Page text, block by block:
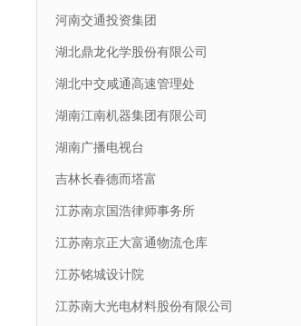
河南交通投资集团
湖北鼎龙化学股份有限公司
湖北中交咸通高速管理处
湖南江南机器集团有限公司
湖南广播电视台
吉林长春德而塔富
江苏南京国浩律师事务所
江苏南京正大富通物流仓库
江苏铭城设计院
江苏南大光电材料股份有限公司